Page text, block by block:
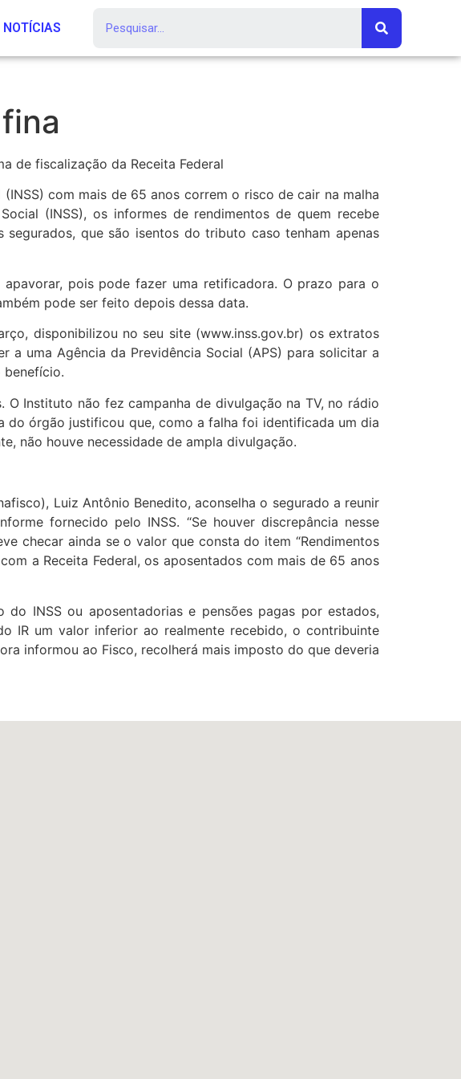
NOTÍCIAS
de fiscalização da Receita Federal
com mais de 65 anos correm o risco de cair na malha
(INSS), os informes de rendimentos de quem recebe
que são isentos do tributo caso tenham apenas
pois pode fazer uma retificadora. O prazo para o
pode ser feito depois dessa data.
disponibilizou no seu site (www.inss.gov.br) os extratos
uma Agência da Previdência Social (APS) para solicitar a
benefício.
Instituto não fez campanha de divulgação na TV, no rádio
do órgão justificou que, como a falha foi identificada um dia
não houve necessidade de ampla divulgação.
Luiz Antônio Benedito, aconselha o segurado a reunir
fornecido pelo INSS. “Se houver discrepância nesse
checar ainda se o valor que consta do item “Rendimentos
a Receita Federal, os aposentados com mais de 65 anos
INSS ou aposentadorias e pensões pagas por estados,
IR um valor inferior ao realmente recebido, o contribuinte
informou ao Fisco, recolherá mais imposto do que deveria